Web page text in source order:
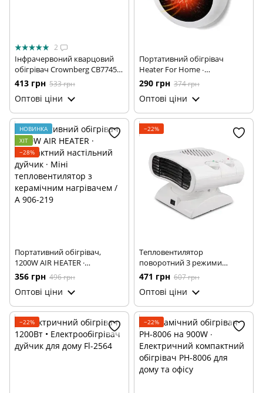
2
Інфрачервоний кварцовий
обігрівач Crownberg CB7745
Quartz Heater
413 грн 533 грн
Оптові ціни
Портативний обігрівач
Heater For Home ∙
Тепловентилятор – дуйчик
від мережі 600 Вт Wonder
Heater
290 грн 374 грн
Оптові ціни
НОВИНКА
ХІТ
−28%
Портативний обігрівач,
1200W AIR HEATER ·
Компактний настільний
дуйчик · Міні
тепловентилятор з
керамічним нагрівачем / А
906-219
356 грн 496 грн
Оптові ціни
−22%
Тепловентилятор
поворотний 3 режими
2000 Вт RAF 1185 • Обігрівач і
вентилятор для дому та офісу
471 грн 607 грн
Оптові ціни
−22% −22%